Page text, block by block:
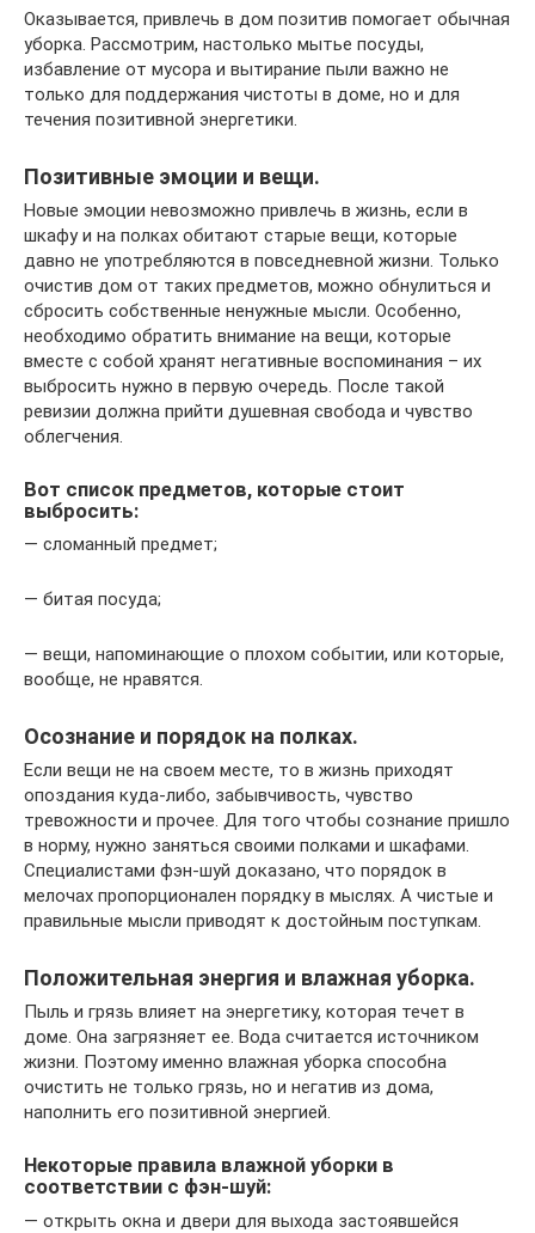
Оказывается, привлечь в дом позитив помогает обычная
уборка. Рассмотрим, настолько мытье посуды,
избавление от мусора и вытирание пыли важно не
только для поддержания чистоты в доме, но и для
течения позитивной энергетики.
Позитивные эмоции и вещи.
Новые эмоции невозможно привлечь в жизнь, если в
шкафу и на полках обитают старые вещи, которые
давно не употребляются в повседневной жизни. Только
очистив дом от таких предметов, можно обнулиться и
сбросить собственные ненужные мысли. Особенно,
необходимо обратить внимание на вещи, которые
вместе с собой хранят негативные воспоминания – их
выбросить нужно в первую очередь. После такой
ревизии должна прийти душевная свобода и чувство
облегчения.
Вот список предметов, которые стоит
выбросить:
— сломанный предмет;
— битая посуда;
— вещи, напоминающие о плохом событии, или которые,
вообще, не нравятся.
Осознание и порядок на полках.
Если вещи не на своем месте, то в жизнь приходят
опоздания куда-либо, забывчивость, чувство
тревожности и прочее. Для того чтобы сознание пришло
в норму, нужно заняться своими полками и шкафами.
Специалистами фэн-шуй доказано, что порядок в
мелочах пропорционален порядку в мыслях. А чистые и
правильные мысли приводят к достойным поступкам.
Положительная энергия и влажная уборка.
Пыль и грязь влияет на энергетику, которая течет в
доме. Она загрязняет ее. Вода считается источником
жизни. Поэтому именно влажная уборка способна
очистить не только грязь, но и негатив из дома,
наполнить его позитивной энергией.
Некоторые правила влажной уборки в
соответствии с фэн-шуй:
— открыть окна и двери для выхода застоявшейся